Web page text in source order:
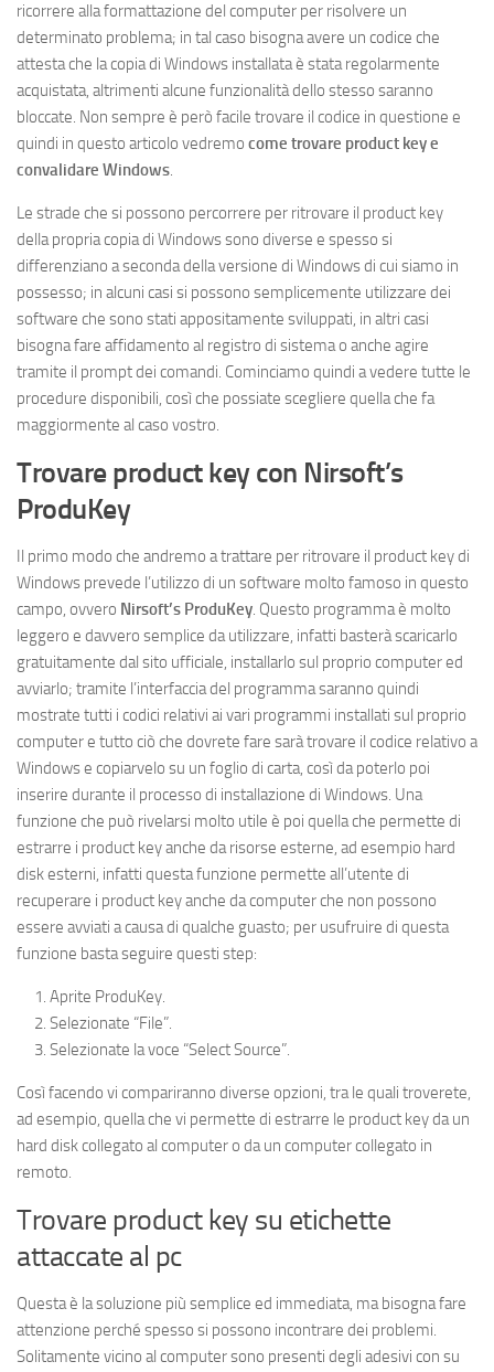
ricorrere alla formattazione del computer per risolvere un
determinato problema; in tal caso bisogna avere un codice che
attesta che la copia di Windows installata è stata regolarmente
acquistata, altrimenti alcune funzionalità dello stesso saranno
bloccate. Non sempre è però facile trovare il codice in questione e
quindi in questo articolo vedremo come trovare product key e
convalidare Windows.
Le strade che si possono percorrere per ritrovare il product key
della propria copia di Windows sono diverse e spesso si
differenziano a seconda della versione di Windows di cui siamo in
possesso; in alcuni casi si possono semplicemente utilizzare dei
software che sono stati appositamente sviluppati, in altri casi
bisogna fare affidamento al registro di sistema o anche agire
tramite il prompt dei comandi. Cominciamo quindi a vedere tutte le
procedure disponibili, così che possiate scegliere quella che fa
maggiormente al caso vostro.
Trovare product key con Nirsoft’s
ProduKey
Il primo modo che andremo a trattare per ritrovare il product key di
Windows prevede l’utilizzo di un software molto famoso in questo
campo, ovvero Nirsoft’s ProduKey. Questo programma è molto
leggero e davvero semplice da utilizzare, infatti basterà scaricarlo
gratuitamente dal sito ufficiale, installarlo sul proprio computer ed
avviarlo; tramite l’interfaccia del programma saranno quindi
mostrate tutti i codici relativi ai vari programmi installati sul proprio
computer e tutto ciò che dovrete fare sarà trovare il codice relativo a
Windows e copiarvelo su un foglio di carta, così da poterlo poi
inserire durante il processo di installazione di Windows. Una
funzione che può rivelarsi molto utile è poi quella che permette di
estrarre i product key anche da risorse esterne, ad esempio hard
disk esterni, infatti questa funzione permette all’utente di
recuperare i product key anche da computer che non possono
essere avviati a causa di qualche guasto; per usufruire di questa
funzione basta seguire questi step:
Aprite ProduKey.
Selezionate “File”.
Selezionate la voce “Select Source”.
Così facendo vi compariranno diverse opzioni, tra le quali troverete,
ad esempio, quella che vi permette di estrarre le product key da un
hard disk collegato al computer o da un computer collegato in
remoto.
Trovare product key su etichette
attaccate al pc
Questa è la soluzione più semplice ed immediata, ma bisogna fare
attenzione perché spesso si possono incontrare dei problemi.
Solitamente vicino al computer sono presenti degli adesivi con su